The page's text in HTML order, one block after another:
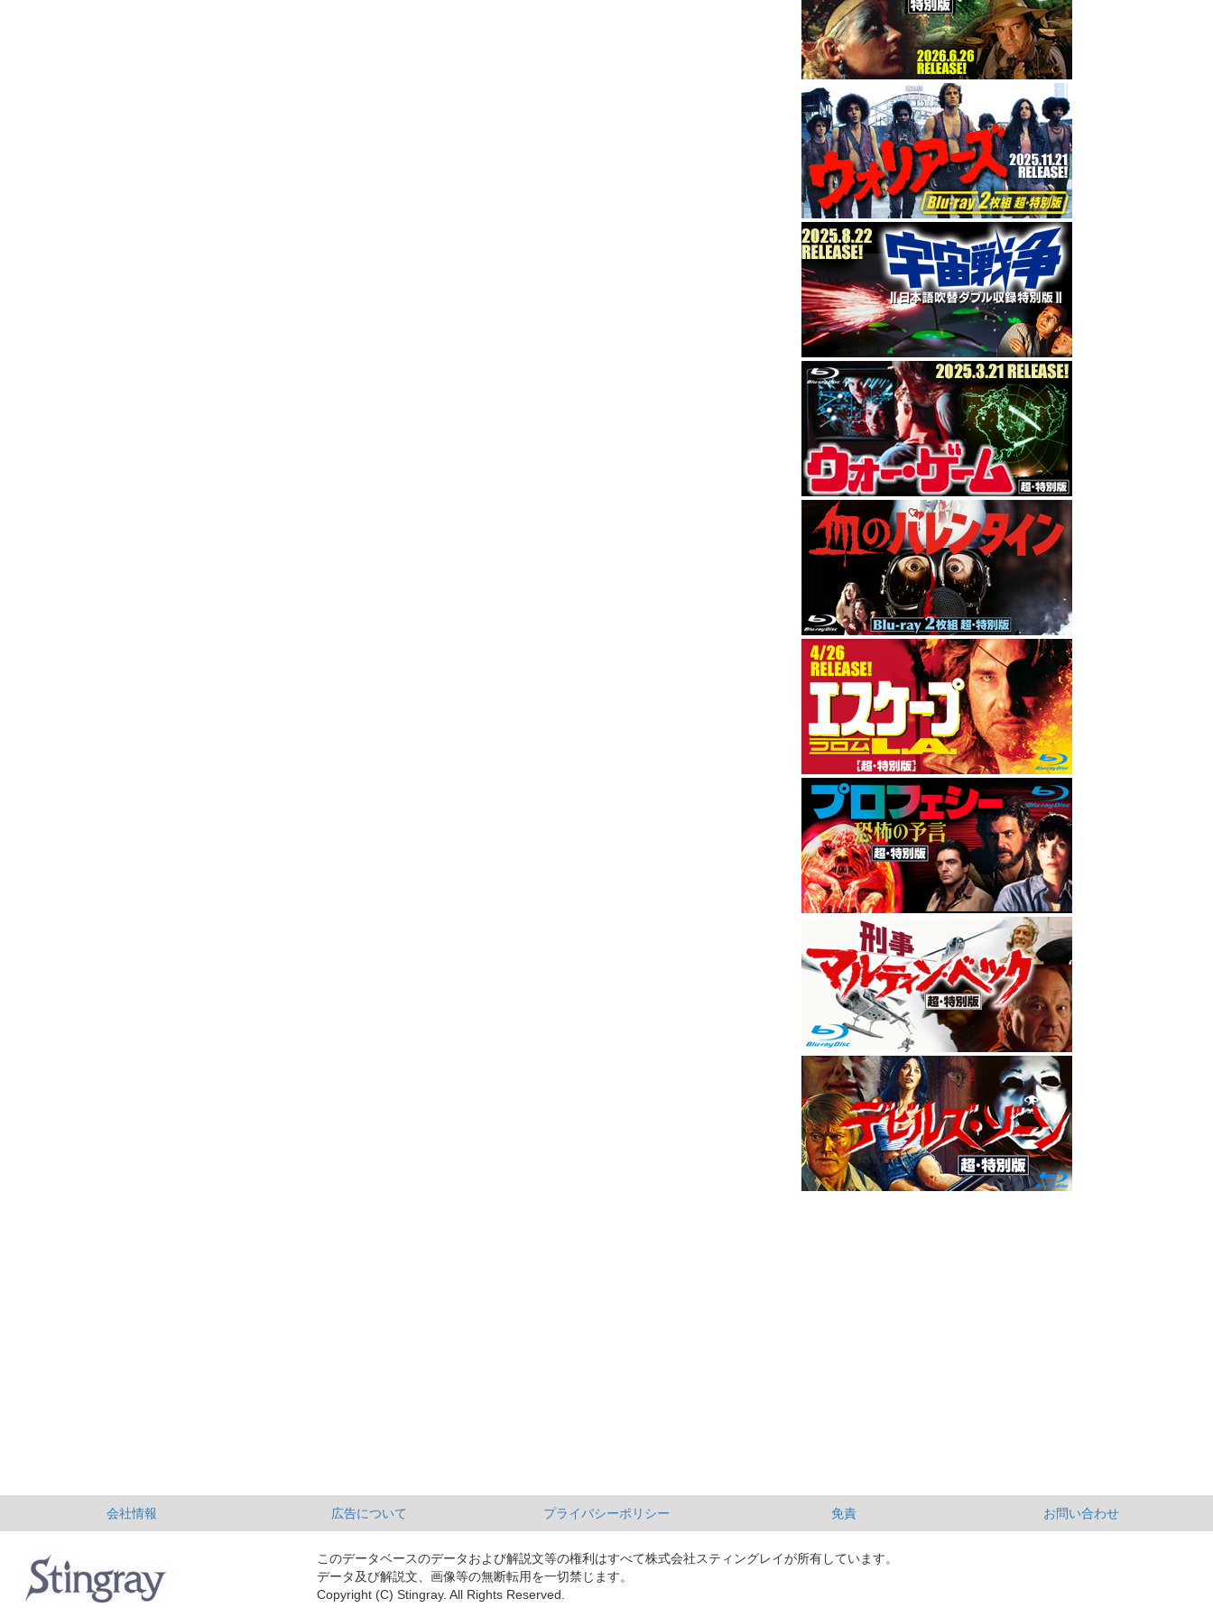
会社情報 広告について プライバシーポリシー 免責 お問い合わせ
このデータベースのデータおよび解説文等の権利はすべて株式会社スティングレイが所有しています。
データ及び解説文、画像等の無断転用を一切禁じます。
Copyright (C) Stingray. All Rights Reserved.